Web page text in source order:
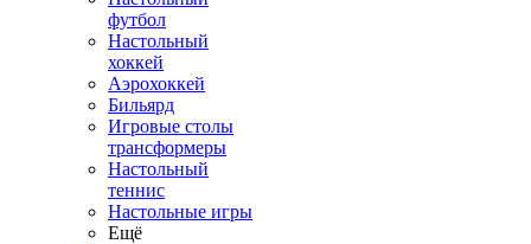
футбол
Настольный
хоккей
Аэрохоккей
Бильярд
Игровые столы
трансформеры
Настольный
теннис
Настольные игры
Ещё